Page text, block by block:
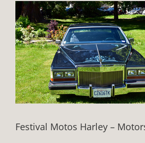
Festival Motos Harley –